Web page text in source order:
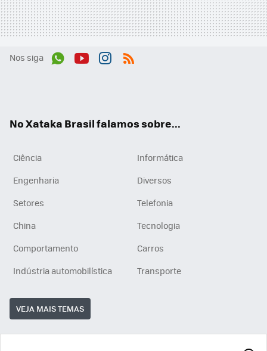
Nos siga
No Xataka Brasil falamos sobre...
Ciência
Informática
Engenharia
Diversos
Setores
Telefonia
China
Tecnologia
Comportamento
Carros
Indústria automobilística
Transporte
VEJA MAIS TEMAS